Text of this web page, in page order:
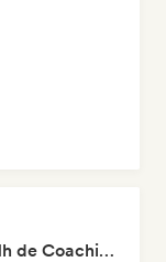
Structure ta carrière en 1h de Coaching